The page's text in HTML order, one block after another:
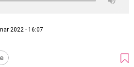
2022 - 16:07